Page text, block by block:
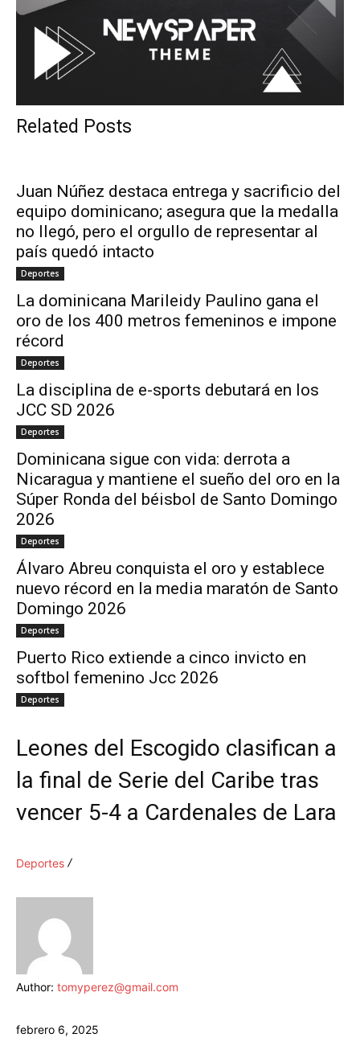
Related Posts
Juan Núñez destaca entrega y sacrificio del
equipo dominicano; asegura que la medalla
no llegó, pero el orgullo de representar al
país quedó intacto
Deportes
La dominicana Marileidy Paulino gana el
oro de los 400 metros femeninos e impone
récord
Deportes
La disciplina de e-sports debutará en los
JCC SD 2026
Deportes
Dominicana sigue con vida: derrota a
Nicaragua y mantiene el sueño del oro en la
Súper Ronda del béisbol de Santo Domingo
2026
Deportes
Álvaro Abreu conquista el oro y establece
nuevo récord en la media maratón de Santo
Domingo 2026
Deportes
Puerto Rico extiende a cinco invicto en
softbol femenino Jcc 2026
Deportes
Leones del Escogido clasifican a
la final de Serie del Caribe tras
vencer 5-4 a Cardenales de Lara
Deportes
Author: tomyperez@gmail.com
febrero 6, 2025